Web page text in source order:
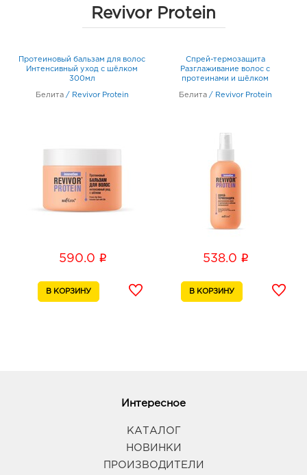
График работы:
10:00 - 22:00
График работы:
Воронеж Максимир: 745.0 руб.
394033, Воронежская обл, г Воронеж, пр-кт
394005, Воронежская обл, г Воронеж, пр-кт
Московский, д. 129/1
График работы: 9:00 - 21:00
Воронеж Атмосфера: 745.0 руб.
Фридриха Энгельса, д. 64А
Revivor Protein
Протеиновый бальзам для волос
Интенсивный уход с шёлком
300мл
Белита / Revivor Protein
590.0 i
Спрей-термозащита
Разглаживание волос с
протеинами и шёлком
Белита / Revivor Protein
538.0 i
Интересное
КАТАЛОГ
НОВИНКИ
ПРОИЗВОДИТЕЛИ